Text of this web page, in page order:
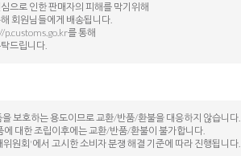
으로 인한 판매자의 피해를 막기위해
회원님들에게 배송됩니다.
p.customs.go.kr를 통해
드립니다.
보호하는 용도이므로 교환/반품/환불을 대응하지 않습니다.
대한 조립이후에는 교환/반품/환불이 불가합니다.
원회'에서 고시한 소비자 분쟁 해결 기준에 따라 진행됩니다.